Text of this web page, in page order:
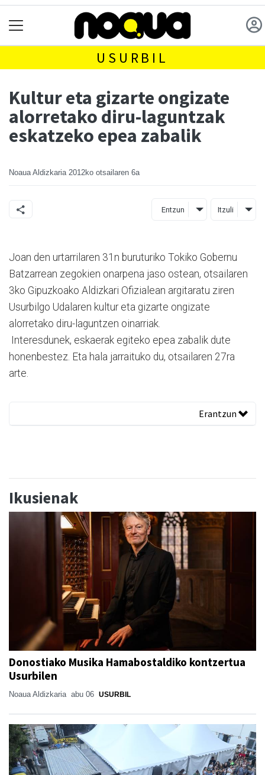
USURBIL
Kultur eta gizarte ongizate
alorretako diru-laguntzak
eskatzeko epea zabalik
Noaua Aldizkaria 2012ko otsailaren 6a
Entzun Itzuli
Joan den urtarrilaren 31n buruturiko Tokiko Gobernu
Batzarrean zegokien onarpena jaso ostean, otsailaren
3ko Gipuzkoako Aldizkari Ofizialean argitaratu ziren
Usurbilgo Udalaren kultur eta gizarte ongizate
alorretako diru-laguntzen oinarriak.
Interesdunek, eskaerak egiteko epea zabalik dute
honenbestez. Eta hala jarraituko du, otsailaren 27ra
arte.
Erantzun
Ikusienak
Donostiako Musika Hamabostaldiko kontzertua
Usurbilen
Noaua Aldizkaria abu 06 USURBIL